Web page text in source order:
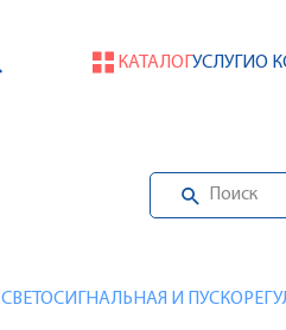
КАТАЛОГУСЛУГИО
СВЕТОСИГНАЛЬНАЯ И